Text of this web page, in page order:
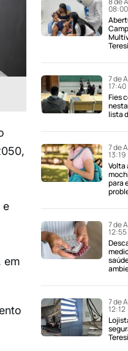
e
em
08:00
7 de
17:40
Fies
lista
7 de
13:19
Volta
para
7 de
12:55
7 de
12:12